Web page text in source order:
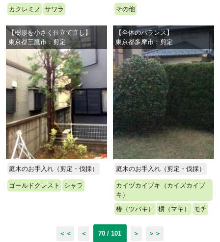
カクレミノ サワラ その他
【樹形を小さく仕立て直し】
東京都三鷹市：剪定
庭木のお手入れ（剪定・伐採）
ゴールドクレスト シャラ
【全体のバランス】
東京都多摩市：剪定
庭木のお手入れ（剪定・伐採）
カイヅカイブキ（カイズカイブ
キ）
椿（ツバキ）
槇（マキ） モチ
＜＜ ＜ 70 / 101 ＞ ＞＞